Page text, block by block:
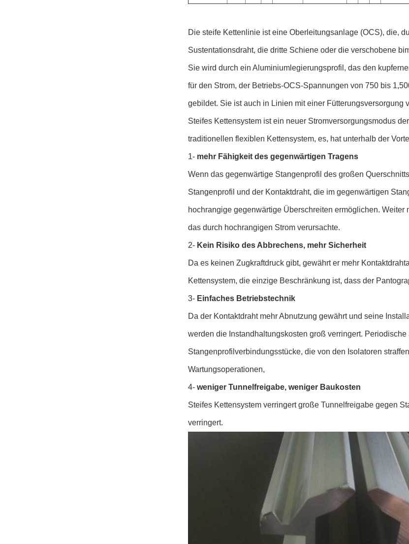
Die steife Kettenlinie ist eine Oberleitungsanlage (OCS), die,
Sustentationsdraht, die dritte Schiene oder die verschobene
Sie wird durch ein Aluminiumlegierungsprofil, das den
für den Strom, der Betriebs-OCS-Spannungen von 750 bis
gebildet. Sie ist auch in Linien mit einer Fütterungsversorgung
Steifes Kettensystem ist ein neuer Stromversorgungsmodus
traditionellen flexiblen Kettensystem, es, hat unterhalb der
1- mehr Fähigkeit des gegenwärtigen Tragens
Wenn das gegenwärtige Stangenprofil des großen
Stangenprofil und der Kontaktdraht, die im gegenwärtigen
hochrangige gegenwärtige Überschreiten ermöglichen.
das durch hochrangigen Strom verursachte.
2- Kein Risiko des Abbrechens, mehr Sicherheit
Da es keinen Zugkraftdruck gibt, gewährt er mehr
Kettensystem, die einzige Beschränkung ist, dass der
3- Einfaches Betriebstechnik
Da der Kontaktdraht mehr Abnutzung gewährt und seine
werden die Instandhaltungskosten groß verringert.
Stangenprofilverbindungsstücke, die von den Isolatoren
Wartungsoperationen,
4- weniger Tunnelfreigabe, weniger Baukosten
Steifes Kettensystem verringert große Tunnelfreigabe gegen
verringert.